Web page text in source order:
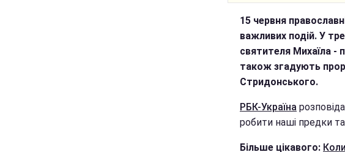
15 червня
важливих подій. У
святителя Михаїла -
також згадують
Стридонського.
РБК-Україна
робити наші предки
Більше цікавого: